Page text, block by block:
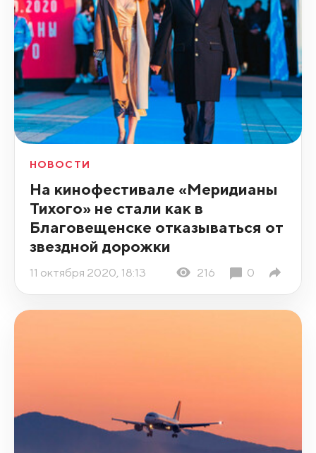
НОВОСТИ
На кинофестивале «Меридианы
Тихого» не стали как в
Благовещенске отказываться от
звездной дорожки
11 октября 2020, 18:13 216 0